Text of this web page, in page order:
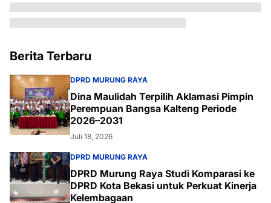
Berita Terbaru
DPRD MURUNG RAYA
Dina Maulidah Terpilih Aklamasi Pimpin
Perempuan Bangsa Kalteng Periode
2026–2031
Juli 18, 2026
DPRD MURUNG RAYA
DPRD Murung Raya Studi Komparasi ke
DPRD Kota Bekasi untuk Perkuat Kinerja
Kelembagaan